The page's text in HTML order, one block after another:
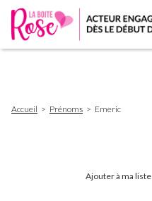
d'Ariane
Accueil Prénoms Emeric
Ajouter à ma liste